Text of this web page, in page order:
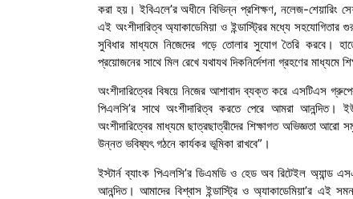
করা হয়। ইবিএলে’র অধীনে বিভিন্ন প্রশিক্ষণ, নলেজ-শেয়ারিং
এই অংশীদারিত্ব অ্যাকাডেমিয়া ও ইন্ডাস্ট্রির মধ্যে সহযোগিতার
সুবিধার মাধ্যমে নিজেদের গড়ে তোলার সুযোগ তৈরি করবে।
প্রয়োজনের সাথে মিল রেখে যথাযথ দিকনির্দেশনা গ্রহণের মাধ্যমে
অংশীদারিত্বের বিষয়ে নিজের আশাবাদ ব্যক্ত করে এসটিএস গ্রুপের
পিএলসি’র সাথে অংশীদারিত্ব করতে পেরে আমরা আনন্দিত।
অংশীদারিত্বের মাধ্যমে ছাত্রছাত্রীদের শিক্ষাগত অভিজ্ঞতা আরো
উন্নত ভবিষ্যৎ গঠনে কার্যকর ভূমিকা রাখবে”।
ইস্টার্ন ব্যাংক পিএলসি’র ডিএমডি ও হেড অব রিটেইল অ্যান্ড
আনন্দিত। আমাদের বিশ্বাস ইন্ডাস্ট্রি ও অ্যাকাডেমিয়া’র এই